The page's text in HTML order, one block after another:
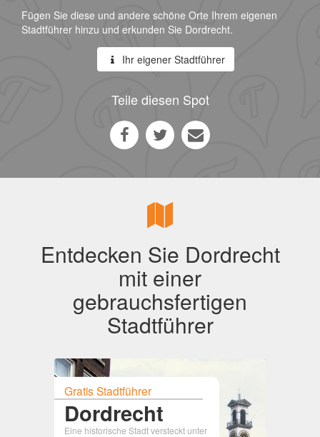
Fügen Sie diese und andere schöne Orte Ihrem eigenen
Stadtführer hinzu und erkunden Sie Dordrecht.
Ihr eigener Stadtführer
Teile diesen Spot
Entdecken Sie Dordrecht
mit einer
gebrauchsfertigen
Stadtführer
Gratis Stadtführer
Dordrecht
Eine historische Stadt versteckt unter